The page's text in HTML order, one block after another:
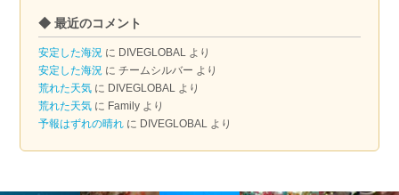
カ
イ
ブ
◆ 最近のコメント
安定した海況 に DIVEGLOBAL より
安定した海況 にチームシルバー より
荒れた天気 に DIVEGLOBAL より
荒れた天気 に Family より
予報はずれの晴れ に DIVEGLOBAL より